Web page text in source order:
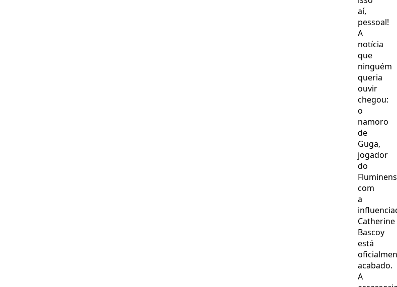
aí,
pessoal!
A
notícia
que
ninguém
queria
ouvir
chegou:
o
namoro
de
Guga,
jogador
do
com
a
Catherine
Bascoy
está
acabado.
A